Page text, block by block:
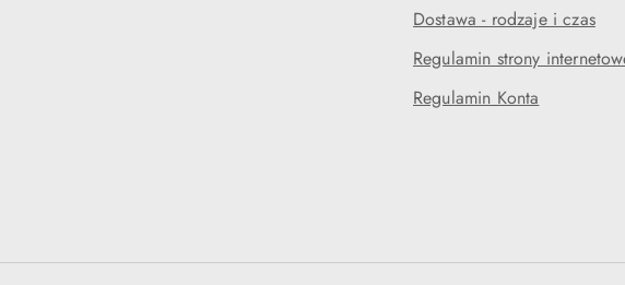
Dostawa - rodzaje i czas
Regulamin strony
Regulamin Konta